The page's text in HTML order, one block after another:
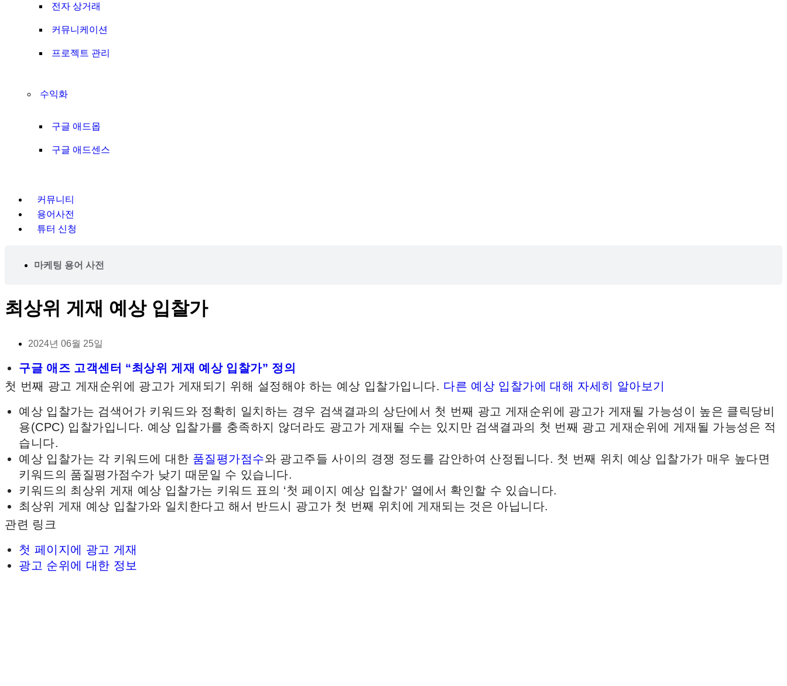
전자 상거래
커뮤니케이션
프로젝트 관리
수익화
구글 애드몹
구글 애드센스
커뮤니티
용어사전
튜터 신청
마케팅 용어 사전
최상위 게재 예상 입찰가
2024년 06월 25일
구글 애즈 고객센터 “최상위 게재 예상 입찰가” 정의
첫 번째 광고 게재순위에 광고가 게재되기 위해 설정해야 하는 예상 입찰가입니다. 다른 예상 입찰가에 대해 자세히 알아보기
예상 입찰가는 검색어가 키워드와 정확히 일치하는 경우 검색결과의 상단에서 첫 번째 광고 게재순위에 광고가 게재될 가능성이 높은 클릭당비
용(CPC) 입찰가입니다. 예상 입찰가를 충족하지 않더라도 광고가 게재될 수는 있지만 검색결과의 첫 번째 광고 게재순위에 게재될 가능성은 적
습니다.
예상 입찰가는 각 키워드에 대한 품질평가점수와 광고주들 사이의 경쟁 정도를 감안하여 산정됩니다. 첫 번째 위치 예상 입찰가가 매우 높다면
키워드의 품질평가점수가 낮기 때문일 수 있습니다.
키워드의 최상위 게재 예상 입찰가는 키워드 표의 ‘첫 페이지 예상 입찰가’ 열에서 확인할 수 있습니다.
최상위 게재 예상 입찰가와 일치한다고 해서 반드시 광고가 첫 번째 위치에 게재되는 것은 아닙니다.
관련 링크
첫 페이지에 광고 게재
광고 순위에 대한 정보